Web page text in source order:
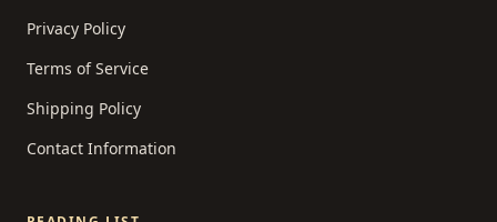
Privacy Policy
Terms of Service
Shipping Policy
Contact Information